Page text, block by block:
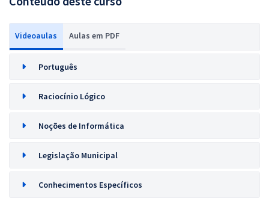
Videoaulas Aulas em PDF
Português
Raciocínio Lógico
Noções de Informática
Legislação Municipal
Conhecimentos Específicos